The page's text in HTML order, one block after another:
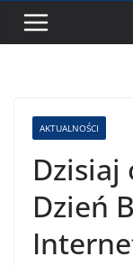
AKTUALNOŚCI
Dzień